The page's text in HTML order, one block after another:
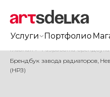
Услуги Портфолио
Главная / Разработка брендбука
Брендбук завода радиаторов,
(НРЗ)